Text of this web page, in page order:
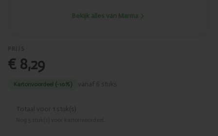
Bekijk alles van Marma
PRIJS
€ 8,29
Kartonvoordeel (-10%) vanaf 6 stuks
Totaal voor 1 stuk(s)